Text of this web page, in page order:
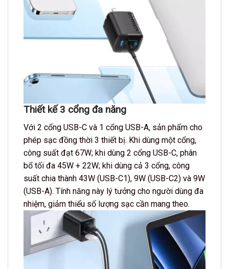
Thiết kế 3 cổng đa năng
Với 2 cổng USB-C và 1 cổng USB-A, sản phẩm cho
phép sạc đồng thời 3 thiết bị. Khi dùng một cổng,
công suất đạt 67W; khi dùng 2 cổng USB-C, phân
bổ tối đa 45W + 22W; khi dùng cả 3 cổng, công
suất chia thành 43W (USB-C1), 9W (USB-C2) và 9W
(USB-A). Tính năng này lý tưởng cho người dùng đa
nhiệm, giảm thiểu số lượng sạc cần mang theo.